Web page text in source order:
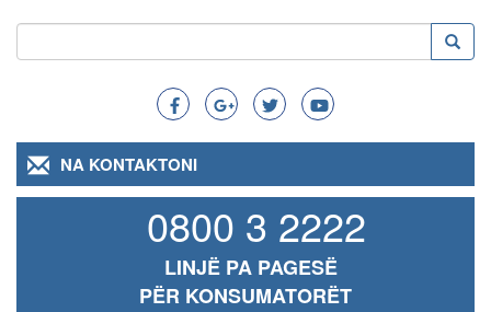
Search
Kërko Kërko
NA KONTAKTONI
0800 3 2222
LINJË PA PAGESË
PËR KONSUMATORËT